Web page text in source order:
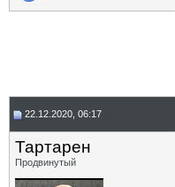
22.12.2020, 06:17
Тартарен
Продвинутый